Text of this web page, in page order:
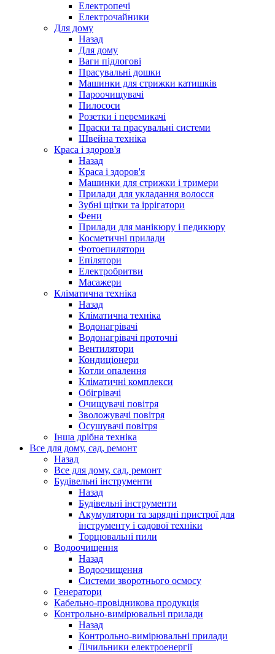
Електропечі
Електрочайники
Для дому
Назад
Для дому
Ваги підлогові
Прасувальні дошки
Машинки для стрижки катишків
Пароочищувачі
Пилососи
Розетки і перемикачі
Праски та прасувальні системи
Швейна техніка
Краса і здоров'я
Назад
Краса і здоров'я
Машинки для стрижки і тримери
Прилади для укладання волосся
Зубні щітки та іррігатори
Фени
Прилади для манікюру і педикюру
Косметичні прилади
Фотоепилятори
Епілятори
Електробритви
Масажери
Кліматична техніка
Назад
Кліматична техніка
Водонагрівачі
Водонагрівачі проточні
Вентилятори
Кондиціонери
Котли опалення
Кліматичні комплекси
Обігрівачі
Очищувачі повітря
Зволожувачі повітря
Осушувачі повітря
Інша дрібна техніка
Все для дому, сад, ремонт
Назад
Все для дому, сад, ремонт
Будівельні інструменти
Назад
Будівельні інструменти
Акумулятори та зарядні пристрої для
інструменту і садової техніки
Торцювальні пили
Водоочищення
Назад
Водоочищення
Системи зворотнього осмосу
Генератори
Кабельно-провідникова продукція
Контрольно-вимірювальні прилади
Назад
Контрольно-вимірювальні прилади
Лічильники електроенергії